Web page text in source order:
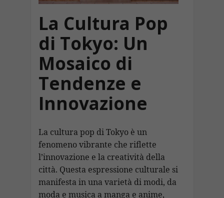
La Cultura Pop
di Tokyo: Un
Mosaico di
Tendenze e
Innovazione
La cultura pop di Tokyo è un
fenomeno vibrante che riflette
l’innovazione e la creatività della
città. Questa espressione culturale si
manifesta in una varietà di modi, da
moda e musica a manga e anime,